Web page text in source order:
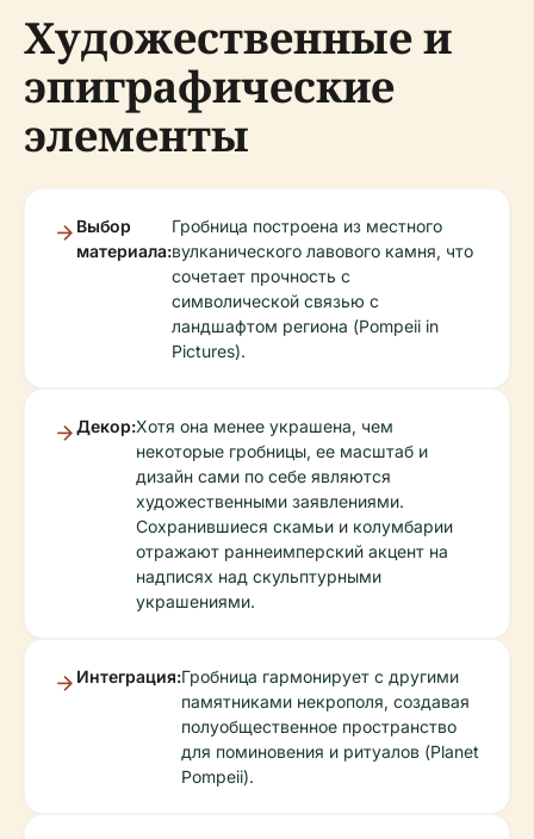
Художественные и
эпиграфические
элементы
Выбор
материала:
Гробница построена из местного
вулканического лавового камня, что
сочетает прочность с
символической связью с
ландшафтом региона (Pompeii in
Pictures).
Декор:Хотя она менее украшена, чем
некоторые гробницы, ее масштаб и
дизайн сами по себе являются
художественными заявлениями.
Сохранившиеся скамьи и колумбарии
отражают раннеимперский акцент на
надписях над скульптурными
украшениями.
Интеграция:Гробница гармонирует с другими
памятниками некрополя, создавая
полуобщественное пространство
для поминовения и ритуалов (Planet
Pompeii).